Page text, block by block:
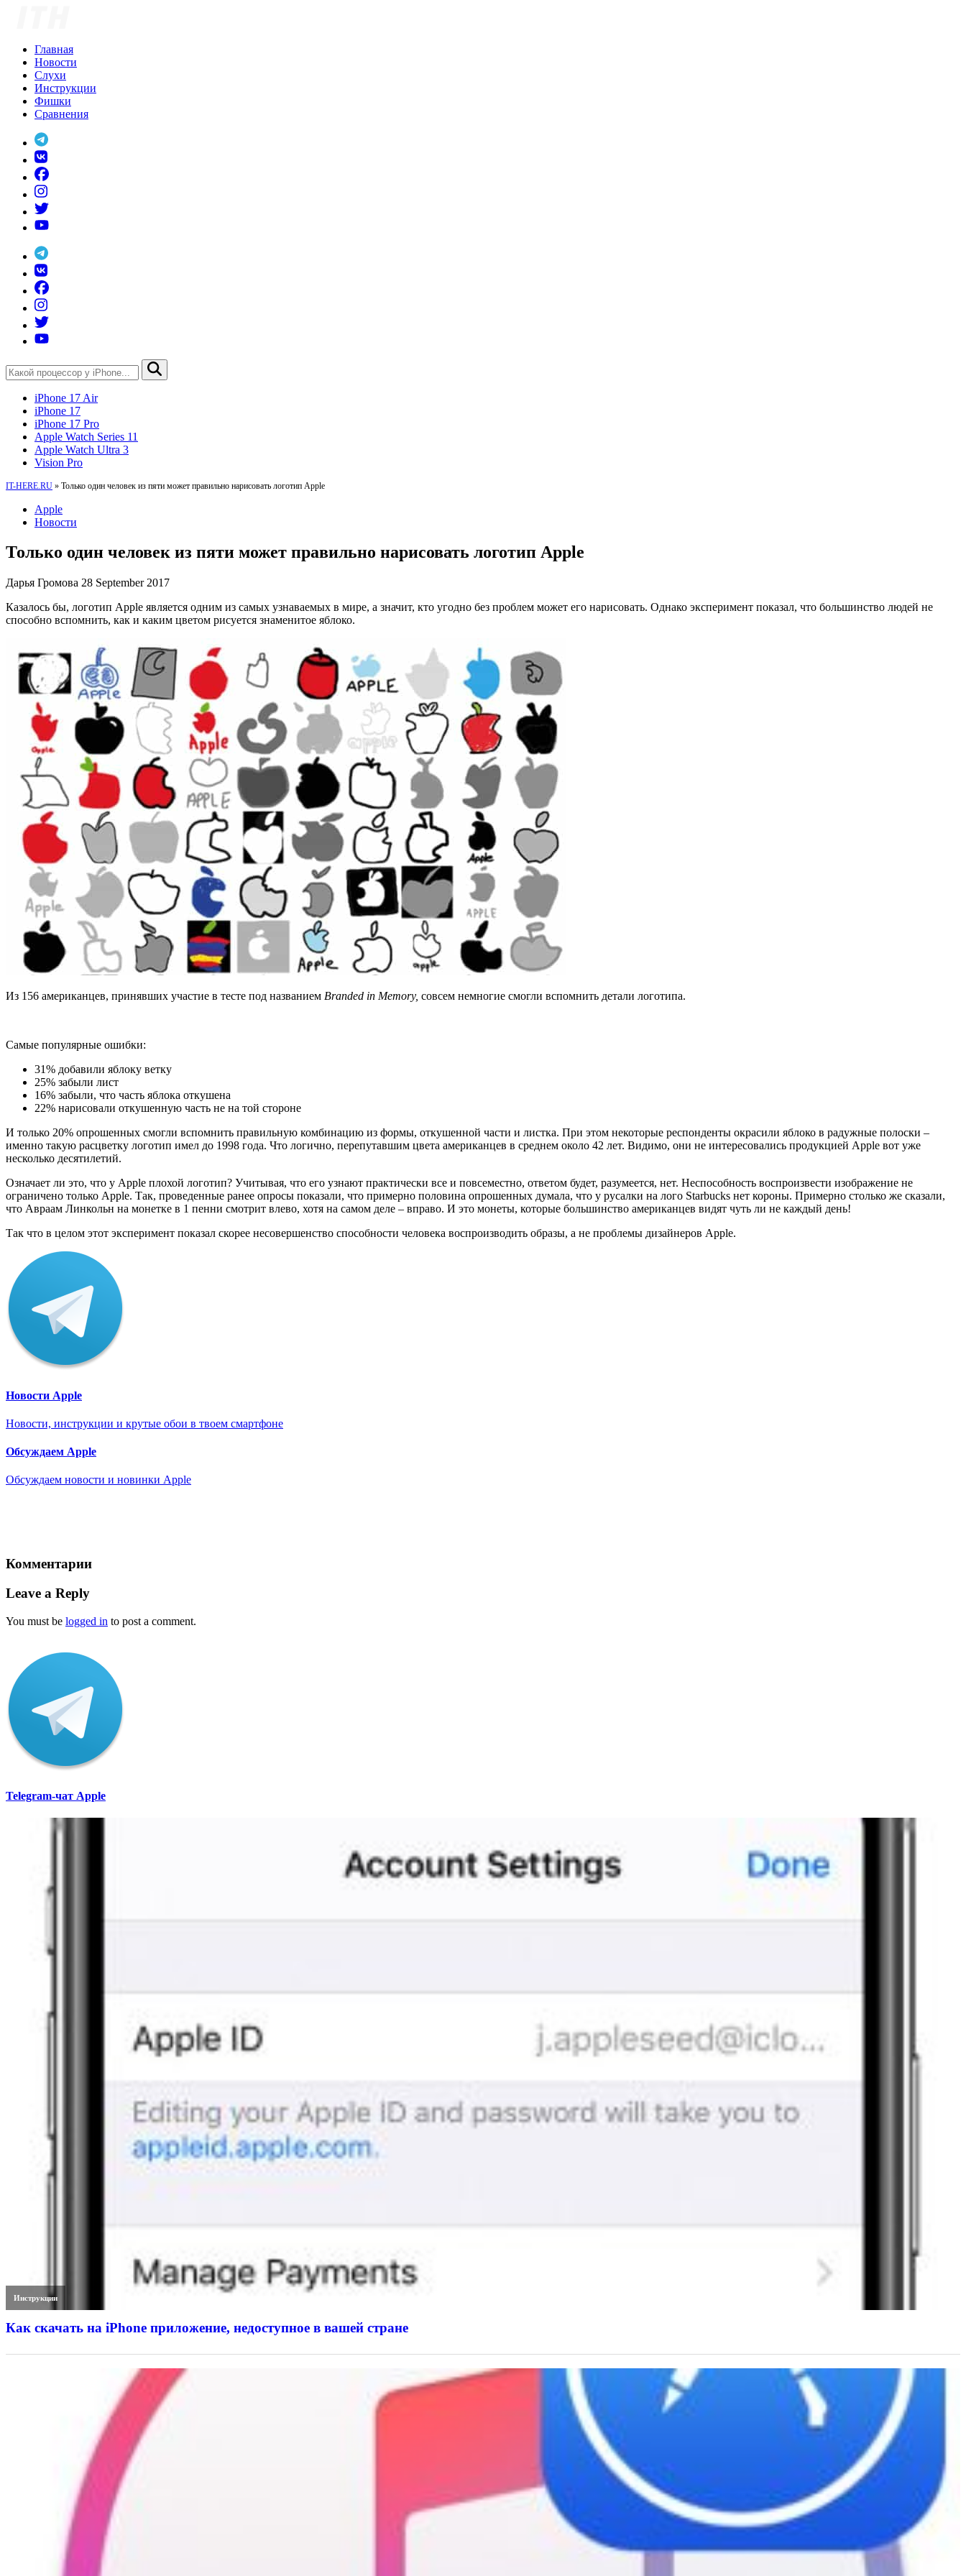
Главная
Новости
Слухи
Инструкции
Фишки
Сравнения
iPhone 17 Air
iPhone 17
iPhone 17 Pro
Apple Watch Series 11
Apple Watch Ultra 3
Vision Pro
IT-HERE.RU » Только один человек из пяти может правильно нарисовать логотип Apple
Apple
Новости
Только один человек из пяти может правильно нарисовать логотип Apple
Дарья Громова 28 September 2017
Казалось бы, логотип Apple является одним из самых узнаваемых в мире, а значит, кто угодно без проблем может его нарисовать. Однако эксперимент показал, что большинство людей не
способно вспомнить, как и каким цветом рисуется знаменитое яблоко.
Из 156 американцев, принявших участие в тесте под названием Branded in Memory, совсем немногие смогли вспомнить детали логотипа.
Самые популярные ошибки:
31% добавили яблоку ветку
25% забыли лист
16% забыли, что часть яблока откушена
22% нарисовали откушенную часть не на той стороне
И только 20% опрошенных смогли вспомнить правильную комбинацию из формы, откушенной части и листка. При этом некоторые респонденты окрасили яблоко в радужные полоски –
именно такую расцветку логотип имел до 1998 года. Что логично, перепутавшим цвета американцев в среднем около 42 лет. Видимо, они не интересовались продукцией Apple вот уже
несколько десятилетий.
Означает ли это, что у Apple плохой логотип? Учитывая, что его узнают практически все и повсеместно, ответом будет, разумеется, нет. Неспособность воспроизвести изображение не
ограничено только Apple. Так, проведенные ранее опросы показали, что примерно половина опрошенных думала, что у русалки на лого Starbucks нет короны. Примерно столько же сказали,
что Авраам Линкольн на монетке в 1 пенни смотрит влево, хотя на самом деле – вправо. И это монеты, которые большинство американцев видят чуть ли не каждый день!
Так что в целом этот эксперимент показал скорее несовершенство способности человека воспроизводить образы, а не проблемы дизайнеров Apple.
Новости Apple
Новости, инструкции и крутые обои в твоем смартфоне
Обсуждаем Apple
Обсуждаем новости и новинки Apple
Комментарии
Leave a Reply
You must be logged in to post a comment.
Telegram-чат Apple
Инструкции
Как скачать на iPhone приложение, недоступное в вашей стране